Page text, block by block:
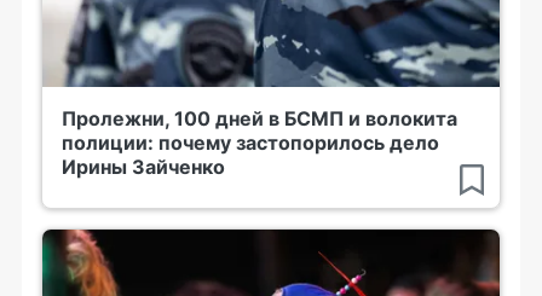
Пролежни, 100 дней в БСМП и волокита
полиции: почему застопорилось дело
Ирины Зайченко